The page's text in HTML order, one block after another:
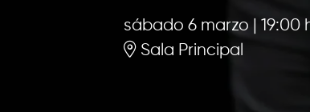
sábado 6 marzo
19:00
Sala Principal